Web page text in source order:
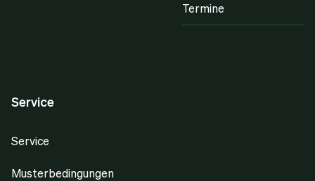
Termine
Service
Service
Musterbedingungen